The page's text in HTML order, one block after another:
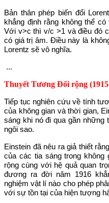
Bản thân phép biến đổi
khẳng định rằng không thể
Với v>c thì v/c >1 và điều đó
có giá trị âm. Điều này là
Lorentz sẽ vô nghĩa.
...
Thuyết Tương Đối rộng
Tiếp tục nghiên cứu về tính
của không gian và thời gian,
sáng khi nó đi qua gần những
ngôi sao.
Einstein đã nêu ra giả thiết
của các tia sáng trong không
rộng cùng với hệ quả quan
đương ra đời năm 1916
nghiệm vật lí nào cho phép
với sự tồn tại của hiện tượng